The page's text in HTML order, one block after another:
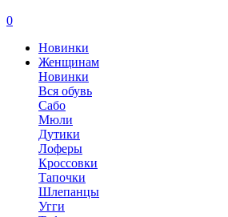
0
Новинки
Женщинам
Новинки
Вся обувь
Сабо
Мюли
Дутики
Лоферы
Кроссовки
Тапочки
Шлепанцы
Угги